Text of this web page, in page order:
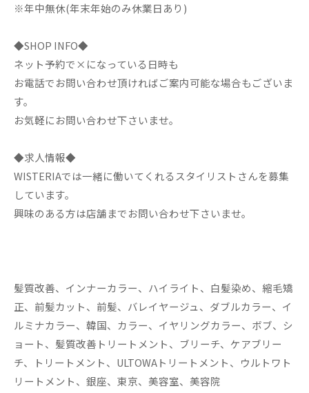
※年中無休(年末年始のみ休業日あり)
◆SHOP INFO◆
ネット予約で×になっている日時も
お電話でお問い合わせ頂ければご案内可能な場合もございま
す。
お気軽にお問い合わせ下さいませ。
◆求人情報◆
WISTERIAでは一緒に働いてくれるスタイリストさんを募集
しています。
興味のある方は店舗までお問い合わせ下さいませ。
髪質改善、インナーカラー、ハイライト、白髪染め、縮毛矯
正、前髪カット、前髪、バレイヤージュ、ダブルカラー、イ
ルミナカラー、韓国、カラー、イヤリングカラー、ボブ、シ
ョート、髪質改善トリートメント、ブリーチ、ケアブリー
チ、トリートメント、ULTOWAトリートメント、ウルトワト
リートメント、銀座、東京、美容室、美容院